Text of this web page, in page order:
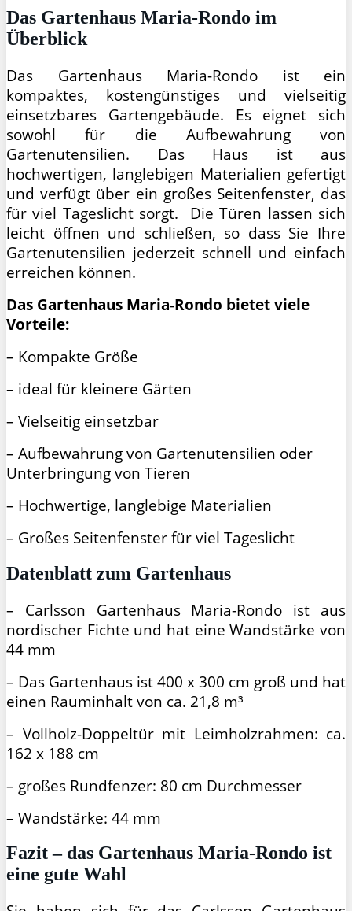
Das Gartenhaus Maria-Rondo im
Überblick
Das Gartenhaus Maria-Rondo ist ein
kompaktes, kostengünstiges und vielseitig
einsetzbares Gartengebäude. Es eignet sich
sowohl für die Aufbewahrung von
Gartenutensilien. Das Haus ist aus
hochwertigen, langlebigen Materialien gefertigt
und verfügt über ein großes Seitenfenster, das
für viel Tageslicht sorgt. Die Türen lassen sich
leicht öffnen und schließen, so dass Sie Ihre
Gartenutensilien jederzeit schnell und einfach
erreichen können.
Das Gartenhaus Maria-Rondo bietet viele
Vorteile:
– Kompakte Größe
– ideal für kleinere Gärten
– Vielseitig einsetzbar
– Aufbewahrung von Gartenutensilien oder
Unterbringung von Tieren
– Hochwertige, langlebige Materialien
– Großes Seitenfenster für viel Tageslicht
Datenblatt zum Gartenhaus
– Carlsson Gartenhaus Maria-Rondo ist aus
nordischer Fichte und hat eine Wandstärke von
44 mm
– Das Gartenhaus ist 400 x 300 cm groß und hat
einen Rauminhalt von ca. 21,8 m³
– Vollholz-Doppeltür mit Leimholzrahmen: ca.
162 x 188 cm
– großes Rundfenzer: 80 cm Durchmesser
– Wandstärke: 44 mm
Fazit – das Gartenhaus Maria-Rondo ist
eine gute Wahl